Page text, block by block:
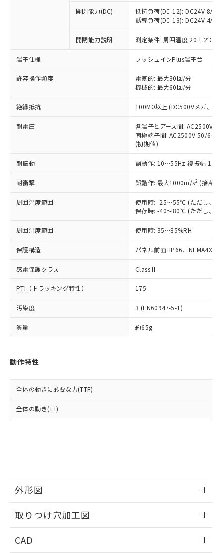
開閉能力(DC)
抵抗負荷(DC-12): DC24V 8A/
誘導負荷(DC-13): DC24V 4A/
開閉能力説明 測定条件: 周囲温度 20±2℃、
端子仕様 プッシュインPlus端子台
許容操作頻度
電気的: 最大30回/分
機械的: 最大60回/分
絶縁抵抗 100MΩ以上 (DC500Vメガ、点
耐電圧
各端子とアース間: AC2500V
同極端子間: AC2500V 50/
(初期値)
耐振動 誤動作: 10～55Hz 複振幅
耐衝撃 誤動作: 最大1000m/s2 (接点
周囲温度範囲
使用時: -25～55℃ (ただし、氷
保存時: -40～80℃ (ただし、氷
周囲湿度範囲 使用時: 35～85%RH
保護構造 パネル前面: IP66、NEMA4X,
感電保護クラス Class II
PTI（トラッキング特性） 175
汚染度 3 (EN60947-5-1)
質量 約65g
動作特性
全体の動きに必要な力(TTF)
全体の動き(TT)
外形図
取りつけ穴加工図
CAD
商品の当社在庫状況および標準価格
(税抜)を提供させていただくもので
当社制御機器事業取扱商品の中には、
本サービスの対象外となる商品もある
ことをご了承ください。
在庫状況および標準価格照会結果は、
記載している更新日時点での社内デー
タに基づき作成されるものであり、閲
覧された時点での実際の在庫および標
準価格とは異なる場合があることをご
正式な納期状況および標準価格はお客
様のお取引先、またはお客様担当のオ
ムロン制御機器販売店・当社販売員に
オムロン制御機器販売店や当社販売拠
販売ネットワーク
」をご確認
在庫状況および標準価格結果を当社の
事前の承諾なく第三者に漏洩または開
示しないようお願いします。
マイパーツ機能（部品リスト作成サー
ビス）をご利用いただくには、I-Web
メンバーズにご登録されている必要が
あります。
お客様が当ウェブサイト上で当社にご
登録された部品リストについて、当社
および当社の共同利用者が、当社の製
品・サービスに関するお客様との取
引・商談に必要な範囲で利用すること
非含有の対応状況を調査中または確認中の
非該当品：ライセンス料など無形物で、有
害物質有無と関係のない商品です。
いたものが、含有品と判明した場合などや
むを得ず変更することがあります。
鉛(Pb) 1000ppm以下、 水銀(Hg) 1000ppm以下、 カド
六価クロム(Cr(Ⅵ)) 1000ppm以下、ポリ臭化ビフェニル
類(PBB) 1000ppm以下、ポリ臭化ジフェニルエーテル類
(PBDE) 1000ppm以下、フタル酸ビス(2-エチルヘキシ
ル) (DEHP)(別名：DOP) 1000ppm以下、フタル酸ブチ
ルベンジル（BBP） 1000ppm以下、フタル酸ジブチル
（DBP） 1000ppm以下、フタル酸ジイソブチル
但し、RoHS指令で産業用監視および制御機器に対する
図的な使用がないことを確認しています。
部品在庫の切り替え状況などにより、予定
月が前後することがあります。
※3 非含有証明書ダウンロード
下記の非含有証明書をダウンロードするこ
EU RoHS指令（10物質）の非含有証明書
ものではありません。
また、RoHS指令のフタル酸エステル類４
荷製品に未対応品が混在することから備考
「○」：最大均質材料含有率が中国RoHSの
基準値以下であることを示します。
「×」：最大均質材料含有率が中国RoHSの
基準値を超えていることを示します。
い合わせください。
*中国RoHS10物質の基準値 (GB/T26572)：
Pb(鉛) :1000ppm、 Hg(水銀) : 1000ppm、 Cd(カドミウ
ム) : 100ppm、
Cr(Ⅵ)(六価クロム) : 1000ppm、 PBBs(ポリ臭化ビフェ
ニル類) : 1000ppm、 PBDEs(ポリ臭化ジフェニルエーテ
DBP(フタル酸ジブチル) : 1000ppm、 DIBP(フタル酸ジ
イソブチル) : 1000ppm、 BBP(フタル酸ブチルベンジ
DEHP(フタル酸ビス(2-エチルヘキシル)) : 1000ppm
「ｅ」：有害物質（10物質）のすべてが基
準値以下であることを示します。
「10」：通常の使用状況下において有害物
質が外部に漏えいし、環境に深刻な影響を
及ぼさない年数を意味します。
「－」：未確認です。当社販売部門へお問
当社は、これら貴社製品のうち、外国
為替および外国貿易法に定める商品
（以下｢規制貨物等」という）を輸出
または国外への提供する場合は、日本
国政府の輸出許可(または役務取引許
可)を取得するなどの必要な手続きを
当社は規制貨物を破棄する場合は、完
全に破砕するなど、違法に輸出されな
いよう必要な手段を講じます。
当社は貴社製品を、核兵器、ミサイ
ル、化学兵器、生物兵器またはその他
武器並びにこれらの製造装置等に一切
当社は、貴社製品を第三者に販売する
場合は、上記1、2および3の内容を当
該第三者に通知します。また当社は、
販売先および販売に係わる関係者が違
法に輸出するおそれがある場合は、取
り引きをいたしません。
キャンセル
一定数以上の在庫あり
一定数には満たないが在庫あり
在庫なし(最新の在庫状況につ
いては、お客様のお取引先、ま
たはお客様担当のオムロン制御
機器販売店・当社販売員にご確
受注生産機種、また在庫状況の
情報を公開していない機種